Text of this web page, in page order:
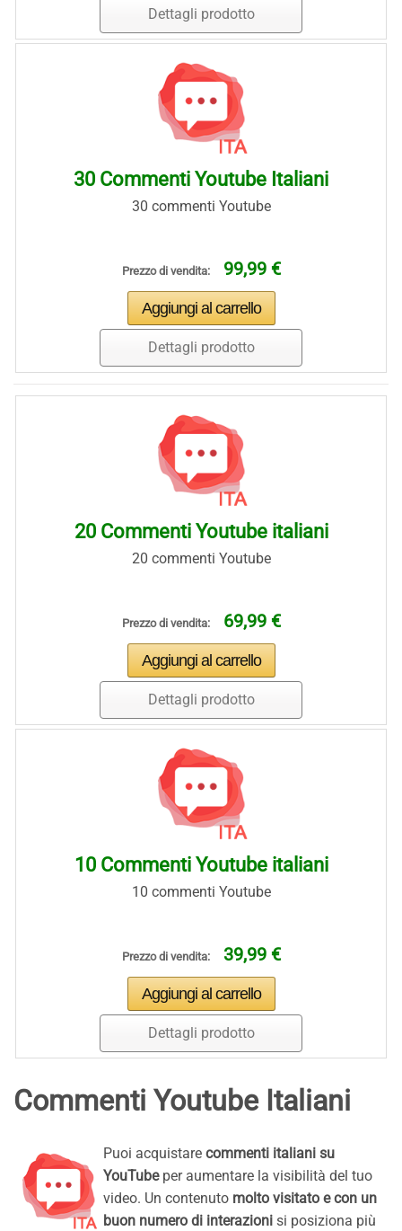
Dettagli prodotto
30 Commenti Youtube Italiani
30 commenti Youtube
Prezzo di vendita: 99,99 €
Dettagli prodotto
20 Commenti Youtube italiani
20 commenti Youtube
Prezzo di vendita: 69,99 €
Dettagli prodotto
10 Commenti Youtube italiani
10 commenti Youtube
Prezzo di vendita: 39,99 €
Dettagli prodotto
Commenti Youtube Italiani
Puoi acquistare commenti italiani su
YouTubeper aumentare la visibilità del tuo
video. Un contenuto molto visitato e con un
buon numero di interazioni si posiziona più